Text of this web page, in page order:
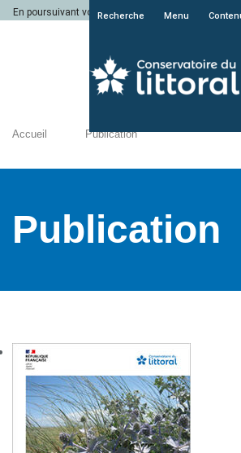
En poursuivant votre navigation sur le site du
Recherche Menu
Accueil Publication
Publication